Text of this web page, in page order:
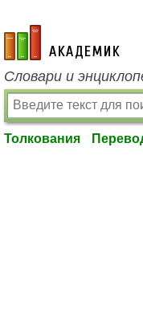
academic.ru
Словари и
Толкования